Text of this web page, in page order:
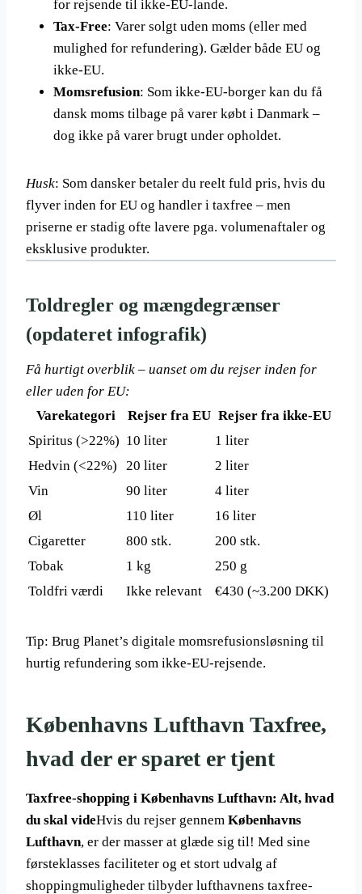
for rejsende til ikke-EU-lande.
Tax-Free: Varer solgt uden moms (eller med
mulighed for refundering). Gælder både EU og
ikke-EU.
Momsrefusion: Som ikke-EU-borger kan du få
dansk moms tilbage på varer købt i Danmark –
dog ikke på varer brugt under opholdet.
Husk: Som dansker betaler du reelt fuld pris, hvis du
flyver inden for EU og handler i taxfree – men
priserne er stadig ofte lavere pga. volumenaftaler og
eksklusive produkter.
Toldregler og mængdegrænser
(opdateret infografik)
Få hurtigt overblik – uanset om du rejser inden for
eller uden for EU:
Varekategori
Rejser fra EU Rejser fra ikke-EU
Spiritus (>22%) 10 liter
1 liter
Hedvin (<22%)
20 liter
2 liter
Vin
90 liter
4 liter
Øl
110 liter
16 liter
Cigaretter
800 stk.
200 stk.
Tobak
1 kg
250 g
Toldfri værdi
Ikke relevant €430 (~3.200 DKK)
Tip: Brug Planet’s digitale momsrefusionsløsning til
hurtig refundering som ikke-EU-rejsende.
Københavns Lufthavn Taxfree,
hvad der er sparet er tjent
Taxfree-shopping i Københavns Lufthavn: Alt, hvad
du skal videHvis du rejser gennem Københavns
Lufthavn, er der masser at glæde sig til! Med sine
førsteklasses faciliteter og et stort udvalg af
shoppingmuligheder tilbyder lufthavnens taxfree-